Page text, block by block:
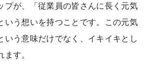
プが、「従業員の皆さんに長く元気
いう想いを持つことです。この元気
いう意味だけでなく、イキイキとし
す。